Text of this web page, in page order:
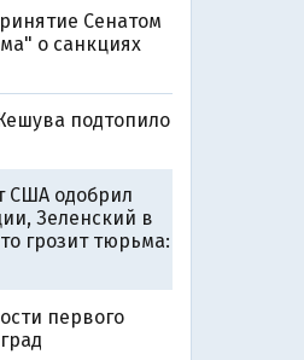
Сенатом
о санкциях
подтопило
США одобрил
Зеленский в
грозит тюрьма:
первого